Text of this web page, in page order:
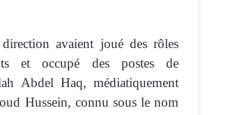
avaient joué des rôles
et occupé des postes de
Abdel Haq, médiatiquement
Hussein, connu sous le nom